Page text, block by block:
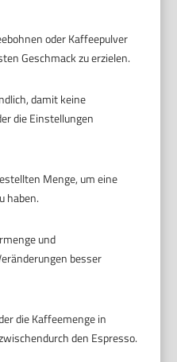
oder Kaffeepulver
Geschmack zu erzielen.
damit keine
die Einstellungen
Menge, um eine
haben.
und
besser
die Kaffeemenge in
den Espresso.